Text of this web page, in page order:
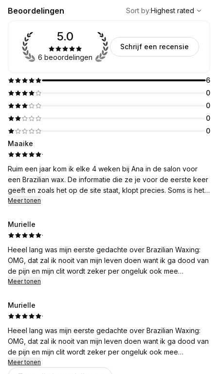
Beoordelingen
Highest rated
Sort by:Highest rated
6
0
0
0
0
5.0
6 beoordelingen
Schrijf een recensie
Maaike
·
Ruim een jaar kom ik elke 4 weken bij Ana in de salon voor
een Brazilian wax. De informatie die ze je voor de eerste keer
geeft en zoals het op de site staat, klopt precies. Soms is het
naturlijk wat pijnlijk, maar Ana loodst je er met goede tips
ook gezellig. Ik ben zeer tevreden!
Meer tonen
Murielle
·
Heeel lang was mijn eerste gedachte over Brazilian Waxing:
OMG, dat zal ik nooit van mijn leven doen want ik ga dood van
de pijn en mijn clit wordt zeker per ongeluk ook mee
getrokken.
Secrets nadat ik de site heb bekeken. De site was al een
geruststelling met alle uitgebreide uitleg, tips en tricks en Ana
afspraak met mij app’te en op de dag van de behandeling mij
stap voor stap voorbereide op haar handelingen.
Ze gaf aan dat het pijn ging doen en waar het meest pijn ging
doen, maar met haar geweldige “adem in, adem uit” techniek
Meer tonen
Murielle
·
Heeel lang was mijn eerste gedachte over Brazilian Waxing:
OMG, dat zal ik nooit van mijn leven doen want ik ga dood van
de pijn en mijn clit wordt zeker per ongeluk ook mee
getrokken.
Meer tonen